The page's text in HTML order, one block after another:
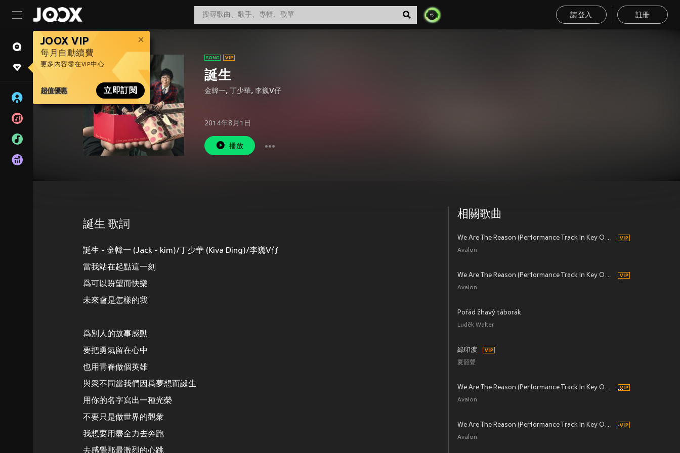
請登入 註冊
JOOX VIP
每月自動續費
更多內容盡在VIP中心
超值優惠 立即訂閱
誕生
金韓一, 丁少華, 李巍V仔
2014年8月1日
播放
誕生 歌詞
誕生 - 金韓一 (Jack - kim)/丁少華 (Kiva Ding)/李巍V仔
當我站在起點這一刻
爲可以盼望而快樂
未來會是怎樣的我
爲別人的故事感動
要把勇氣留在心中
也用青春做個英雄
與衆不同當我們因爲夢想而誕生
用你的名字寫出一種光榮
不要只是做世界的觀衆
我想要用盡全力去奔跑
去感覺那最激烈的心跳
相關歌曲
We Are The Reason (Performance Track In Key Of A/E/B)
Avalon
We Are The Reason (Performance Track In Key Of C/G/D With Background Vocals)
Avalon
Pořád žhavý táborák
Luděk Walter
綠印淚
夏韶聲
We Are The Reason (Performance Track In Key Of C/G/D Without Background Vocals)
Avalon
We Are The Reason (Performance Track In Key Of Eb/Bb/F)
Avalon